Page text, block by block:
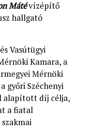
Mátévízépítő
hallgató
Vasútügyi
Kamara, a
Mérnöki
győri Széchenyi
alapított díj célja,
a fiatal